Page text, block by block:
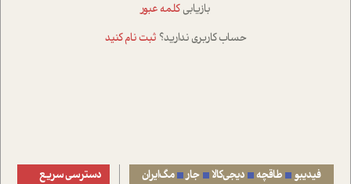
بازیابی کلمه عبور
حساب کاربری ندارید؟ ثبت نام کنید
فیدیبو طاقچه دیجی‌کالا جار مگ‌ایران دسترسی سریع